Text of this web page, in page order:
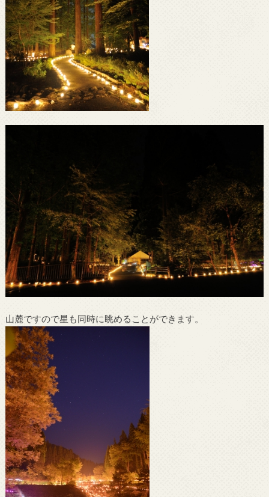
山麓ですので星も同時に眺めることができます。